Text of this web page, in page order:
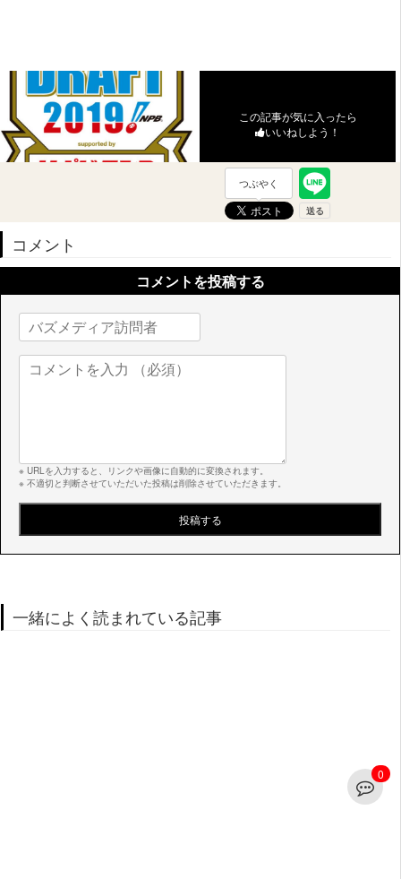
この記事が気に入ったら
いいねしよう！
つぶやく
コメント
0
コメントを投稿する
※ URLを入力すると、リンクや画像に自動的に変換されます。
※ 不適切と判断させていただいた投稿は削除させていただきます。
一緒によく読まれている記事